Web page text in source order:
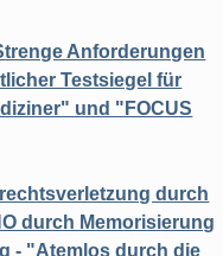
Anforderungen
Testsiegel für
und "FOCUS
durch
durch Memorisierung
- "Atemlos durch die